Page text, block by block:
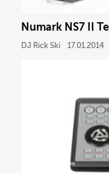
Numark NS7 II
DJ Rick Ski 17.01.2014